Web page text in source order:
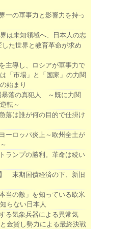
一の軍事力と影響力を持っ
は未知領域へ、日本人の志
した世界と教育革命が求め
主導し、ロシアが軍事力で
「市場」と「国家」の力関
始まり
暴落の真犯人 ～既に力関
転～
落は誰が何の目的で仕掛け
ーロッパ炎上～欧州全土が
ランプの勝利。革命は続い
】 末期国債経済の下、新旧
当の敵」を知っている欧米
らない日本人
る気象兵器による異常気
金貸し勢力による最終決戦